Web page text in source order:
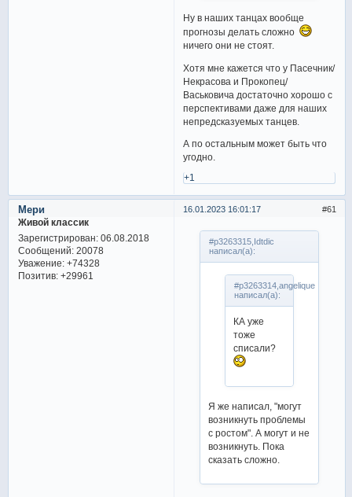
Ну в наших танцах вообще
прогнозы делать сложно
ничего они не стоят.
Хотя мне кажется что у Пасечник/
Некрасова и Прокопец/
Васьковича достаточно хорошо с
перспективами даже для наших
непредсказуемых танцев.
А по остальным может быть что
угодно.
+1
61
16.01.2023 16:01:17
Мери
Живой классик
Зарегистрирован: 06.08.2018
Сообщений:20078
Уважение: +74328
Позитив: +29961
#p3263315,Idtdic
написал(а):
#p3263314,angelique
написал(а):
КА уже
тоже
списали?
Я же написал, "могут
возникнуть проблемы
с ростом". А могут и не
возникнуть. Пока
сказать сложно.